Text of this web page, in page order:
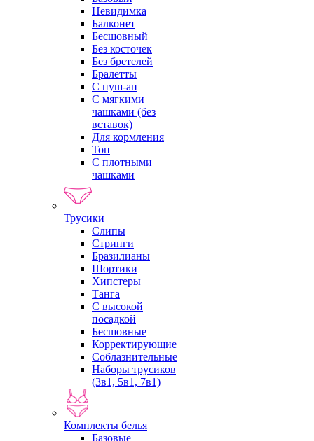
Невидимка
Балконет
Бесшовный
Без косточек
Без бретелей
Бралетты
С пуш-ап
С мягкими
чашками (без
вставок)
Для кормления
Топ
С плотными
чашками
Трусики
Слипы
Стринги
Бразилианы
Шортики
Хипстеры
Танга
С высокой
посадкой
Бесшовные
Корректирующие
Соблазнительные
Наборы трусиков
(3в1, 5в1, 7в1)
Комплекты белья
Базовые